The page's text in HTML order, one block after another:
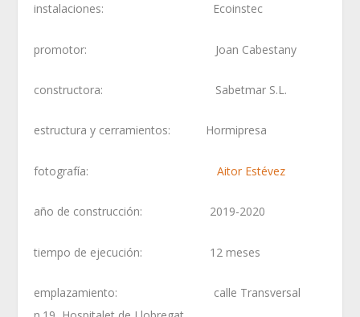
instalaciones: Ecoinstec
promotor: Joan Cabestany
constructora: Sabetmar S.L.
estructura y cerramientos: Hormipresa
fotografía:Aitor Estévez
año de construcción: 2019-2020
tiempo de ejecución: 12 meses
emplazamiento: calle Transversal